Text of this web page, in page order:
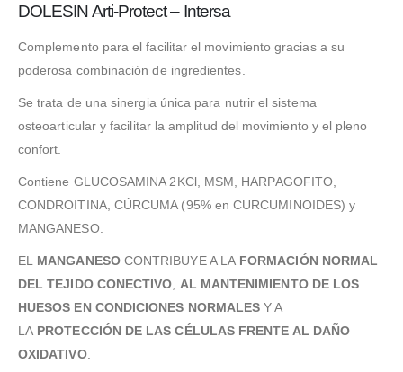
DOLESIN Arti-Protect – Intersa
Complemento para el facilitar el movimiento gracias a su
poderosa combinación de ingredientes.
Se trata de una sinergia única para nutrir el sistema
osteoarticular y facilitar la amplitud del movimiento y el pleno
confort.
Contiene GLUCOSAMINA 2KCl, MSM, HARPAGOFITO,
CONDROITINA, CÚRCUMA (95% en CURCUMINOIDES) y
MANGANESO.
EL MANGANESOCONTRIBUYE A LA FORMACIÓN NORMAL
DEL TEJIDO CONECTIVO
AL MANTENIMIENTO DE LOS
HUESOS EN CONDICIONES NORMALES Y A
LA PROTECCIÓN DE LAS CÉLULAS FRENTE AL DAÑO
OXIDATIVO.